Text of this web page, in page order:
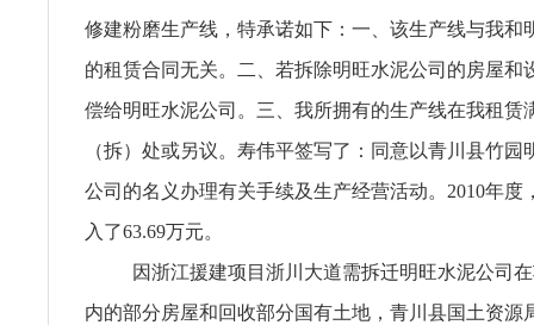
修建粉磨生产线，特承诺如下：一、该生产线与我和
的租赁合同无关。二、若拆除明旺水泥公司的房屋和
偿给明旺水泥公司。三、我所拥有的生产线在我租赁
（拆）处或另议。寿伟平签写了：同意以青川县竹园
公司的名义办理有关手续及生产经营活动。2010年度
入了63.69万元。
因浙江援建项目浙川大道需拆迁明旺水泥公司
内的部分房屋和回收部分国有土地，青川县国土资源